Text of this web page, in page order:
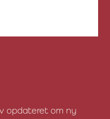
opdateret om ny